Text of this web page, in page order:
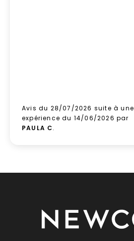
Avis du 28/07/2026 suite à une
expérience du 14/06/2026 par
PAULA C.